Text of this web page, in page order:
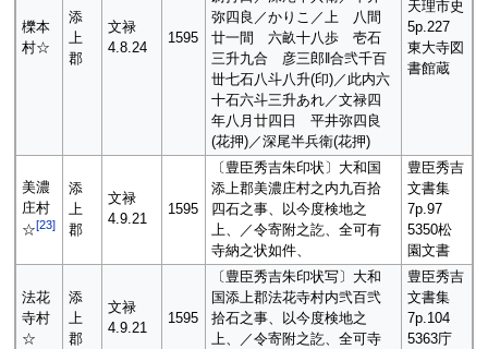
櫟本
村☆
添
上
郡
文禄
4.8.24
1595
弥四良／かりこ／上 八間
廿一間 六畝十八歩 壱石
三升九合 彦三郎‖合弐千百
丗七石八斗八升(印)／此内六
十石六斗三升あれ／文禄四
年八月廿四日 平井弥四良
(花押)／深尾半兵衛(花押)
天理市史
5p.227
東大寺図
書館蔵
美濃
庄村
☆[23]
添
上
郡
文禄
4.9.21
1595
〔豊臣秀吉朱印状〕大和国
添上郡美濃庄村之内九百拾
四石之事、以今度検地之
上、／令寄附之訖、全可有
寺納之状如件、
豊臣秀吉
文書集
7p.97
5350松
園文書
法花
寺村
☆
添
上
郡
文禄
4.9.21
1595
〔豊臣秀吉朱印状写〕大和
国添上郡法花寺村内弐百弐
拾石之事、以今度検地之
上、／令寄附之訖、全可寺
豊臣秀吉
文書集
7p.104
5363庁